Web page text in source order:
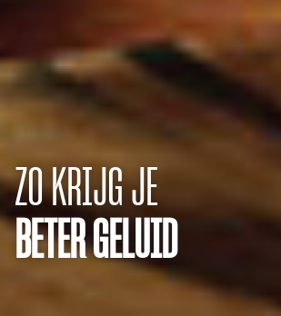
ZO KRIJG JE
BETER GELUID